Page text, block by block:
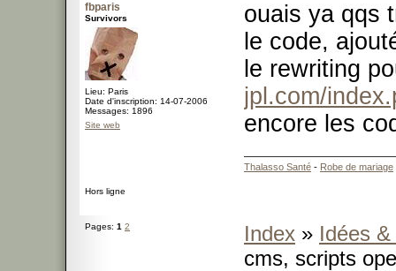
fbparis
Survivors
Lieu: Paris
Date d'inscription: 14-07-2006
Messages: 1896
Site web
ouais ya qqs
le code,
le rewriting
jpl.com/
encore les
Thalasso Santé - Robe de mariage
Hors ligne
Pages: 1 2 Index » Idées
cms, scripts